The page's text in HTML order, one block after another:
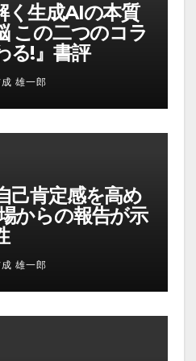
く生成AIの本質
この二つのコラ
る!』書評
雄一郎
己肯定感を高め
からの報告が示
雄一郎